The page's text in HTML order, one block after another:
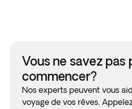
Vous ne savez pas
commencer?
Nos experts peuvent vous
voyage de vos rêves.